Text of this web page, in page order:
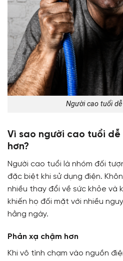
Người cao tuổi
Vì sao người cao tuổi
hơn?
Người cao tuổi là nhóm đối
đặc biệt khi sử dụng điện.
nhiều thay đổi về sức khỏe và
khiến họ đối mặt với nhiều
hằng ngày.
Phản xạ chậm hơn
Khi vô tình chạm vào nguồn